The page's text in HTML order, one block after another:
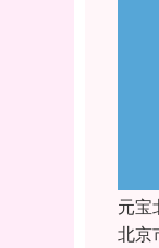
元宝
北京